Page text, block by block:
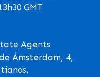
GMT
Agents
Ámsterdam, 4,